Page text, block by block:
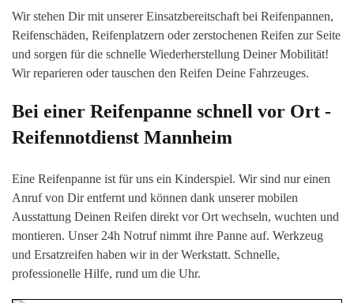
Wir stehen Dir mit unserer Einsatzbereitschaft bei Reifenpannen,
Reifenschäden, Reifenplatzern oder zerstochenen Reifen zur Seite
und sorgen für die schnelle Wiederherstellung Deiner Mobilität!
Wir reparieren oder tauschen den Reifen Deine Fahrzeuges.
Bei einer Reifenpanne schnell vor Ort -
Reifennotdienst Mannheim
Eine Reifenpanne ist für uns ein Kinderspiel. Wir sind nur einen
Anruf von Dir entfernt und können dank unserer mobilen
Ausstattung Deinen Reifen direkt vor Ort wechseln, wuchten und
montieren. Unser 24h Notruf nimmt ihre Panne auf. Werkzeug
und Ersatzreifen haben wir in der Werkstatt. Schnelle,
professionelle Hilfe, rund um die Uhr.